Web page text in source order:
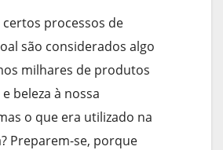
certos processos de
são considerados algo
milhares de produtos
beleza à nossa
o que era utilizado na
Preparem-se, porque